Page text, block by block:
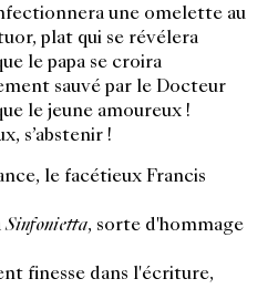
une omelette au
plat qui se révélera
le papa se croira
sauvé par le Docteur
le jeune amoureux !
s’abstenir !
le facétieux Francis
Sinfonietta, sorte d'hommage
finesse dans l'écriture,